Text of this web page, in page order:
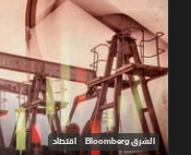
الشرق Bloomberg اقتصاد